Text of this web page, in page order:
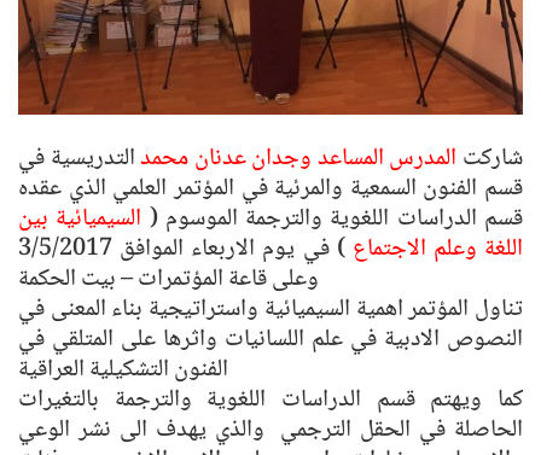
شاركت المدرس المساعد وجدان عدنان محمدالتدريسية في
قسم الفنون السمعية والمرئية في المؤتمر العلمي الذي عقده
قسم الدراسات اللغوية والترجمة الموسوم ( السيميائية بين
اللغة وعلم الاجتماع ) في يوم الاربعاء الموافق 3/5/2017
تناول المؤتمر اهمية السيميائية واستراتيجية بناء المعنى في
النصوص الادبية في علم اللسانيات واثرها على المتلقي في
كما ويهتم قسم الدراسات اللغوية والترجمة بالتغيرات
الحاصلة في الحقل الترجمي والذي يهدف الى نشر الوعي